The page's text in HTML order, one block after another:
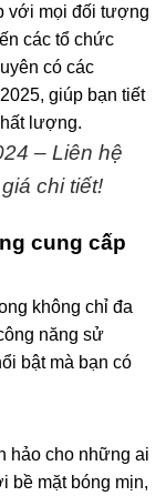
với mọi đối tượng
các tổ chức
có các
giúp bạn tiết
lượng.
– Liên hệ
chi tiết!
cung cấp
không chỉ đa
năng sử
bật mà bạn có
hảo cho những ai
bề mặt bóng mịn,